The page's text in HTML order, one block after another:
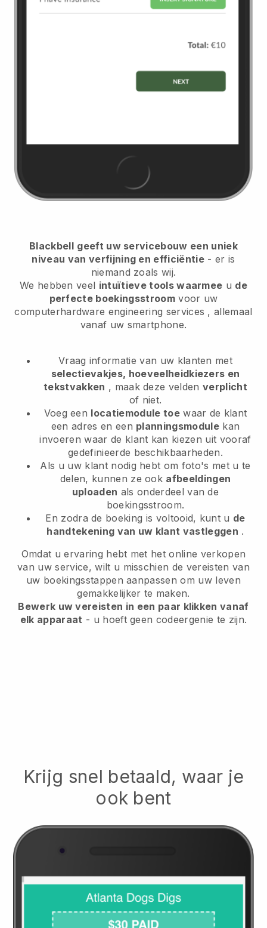
Blackbell geeft uw servicebouw een uniek
niveau van verfijning en efficiëntie- er is
niemand zoals wij.
We hebben veel intuïtieve tools waarmee u de
perfecte boekingsstroom voor uw
computerhardware engineering services , allemaal
vanaf uw smartphone.
Vraag informatie van uw klanten met
selectievakjes, hoeveelheidkiezers en
tekstvakken , maak deze veldenverplicht
of niet.
Voeg een locatiemodule toewaar de klant
een adres en een planningsmodulekan
invoeren waar de klant kan kiezen uit vooraf
gedefinieerde beschikbaarheden.
Als u uw klant nodig hebt om foto's met u te
delen, kunnen ze ook afbeeldingen
uploaden als onderdeel van de
boekingsstroom.
En zodra de boeking is voltooid, kunt u de
handtekening van uw klant vastleggen .
Omdat u ervaring hebt met het online verkopen
van uw service, wilt u misschien de vereisten van
uw boekingsstappen aanpassen om uw leven
gemakkelijker te maken.
Bewerk uw vereisten in een paar klikken vanaf
elk apparaat - u hoeft geen codeergenie te zijn.
Krijg snel betaald, waar je
ook bent